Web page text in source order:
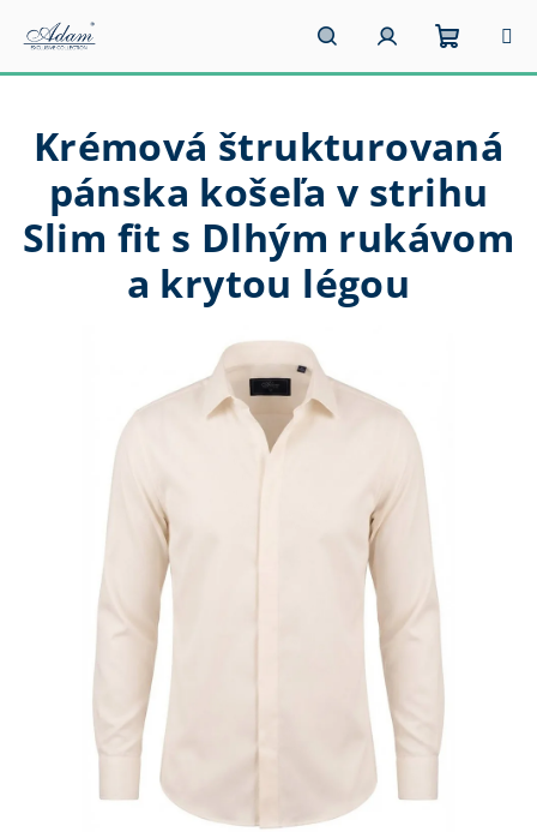
obsah
HľadaťPrihlásenie
košík
Krémová štrukturovaná
pánska košeľa v strihu
Slim fit s Dlhým rukávom
a krytou légou